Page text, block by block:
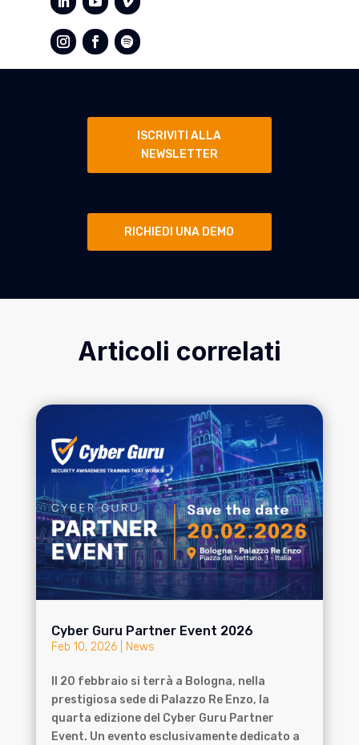
ISCRIVITI ALLA
NEWSLETTER
RICHIEDI UNA DEMO
Articoli correlati
Cyber Guru Partner Event 2026
Feb 10, 2026| News
Il 20 febbraio si terrà a Bologna, nella
prestigiosa sede di Palazzo Re Enzo, la
quarta edizione del Cyber Guru Partner
Event. Un evento esclusivamente dedicato a